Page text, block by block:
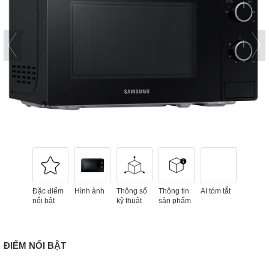
Đặc điểm
nổi bật
Hình ảnh
Thông số
kỹ thuật
Thông tin
sản phẩm
AI tóm tắt
ĐIỂM NỔI BẬT